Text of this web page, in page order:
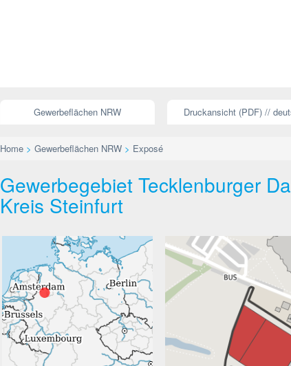
Gewerbeflächen NRW Druckansicht (PDF) //
Home > Gewerbeflächen NRW > Exposé
Gewerbegebiet Tecklenburger
Kreis Steinfurt